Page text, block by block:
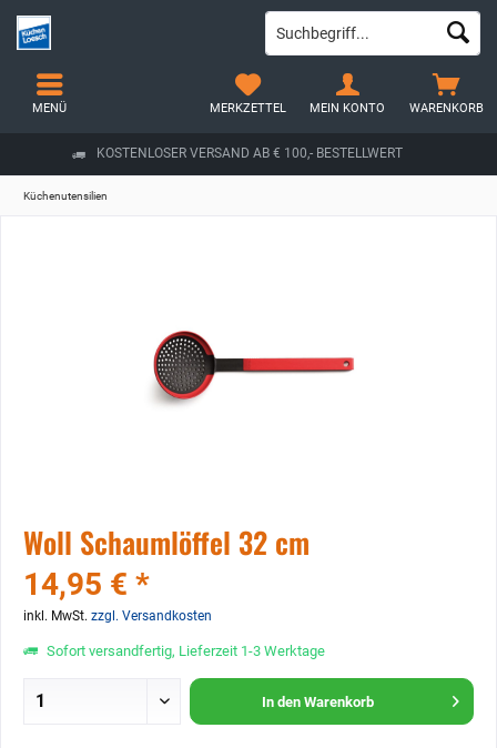
KOSTENLOSER VERSAND AB € 100,- BESTELLWERT
WARENKORB
MERKZETTEL MEIN KONTO
MENÜ
Küchenutensilien
Woll Schaumlöffel 32 cm
14,95 € *
inkl. MwSt. zzgl. Versandkosten
Sofort versandfertig, Lieferzeit 1-3 Werktage
In den Warenkorb